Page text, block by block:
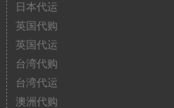
日本代运
英国代购
英国代运
台湾代购
台湾代运
澳洲代购